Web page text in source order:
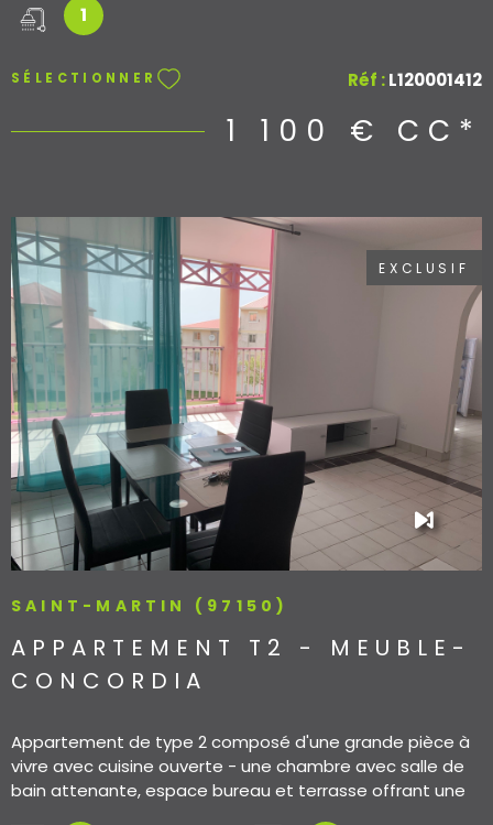
autre chambre d'appoint. Loué meublé.
1
SÉLECTIONNER Réf :L120001412
1 100 € CC*
SAINT-MARTIN (97150)
APPARTEMENT T2 - MEUBLE-
CONCORDIA
Appartement de type 2 composé d'une grande pièce à
vivre avec cuisine ouverte - une chambre avec salle de
bain attenante, espace bureau et terrasse offrant une
EXCLUSIF
VOIR LE BIEN